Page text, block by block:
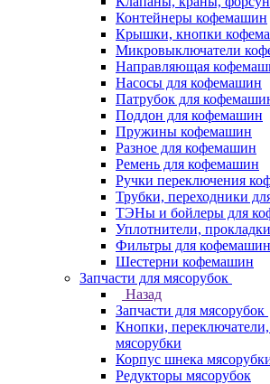
Контейнеры кофемашин
Крышки, кнопки
Микровыключатели
Направляющая
Насосы для кофемашин
Патрубок для
Поддон для кофемашин
Пружины кофемашин
Разное для кофемашин
Ремень для кофемашин
Ручки переключения
Трубки, переходники
ТЭНы и бойлеры для
Уплотнители,
Фильтры для кофемашин
Шестерни кофемашин
Запчасти для мясорубок
Назад
Запчасти для мясорубок
Кнопки,
мясорубки
Корпус шнека
Редукторы мясорубок